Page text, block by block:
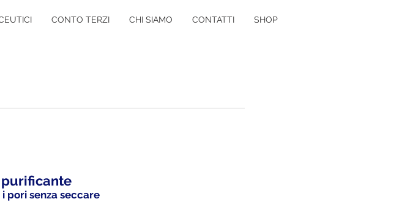
CONTO TERZI CHI SIAMO CONTATTI SHOP
pori senza seccare